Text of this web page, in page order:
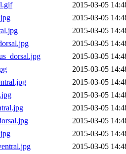
2015-03-05
2015-03-05
2015-03-05
2015-03-05
2015-03-05
2015-03-05
2015-03-05
2015-03-05
2015-03-05
2015-03-05
2015-03-05
2015-03-05